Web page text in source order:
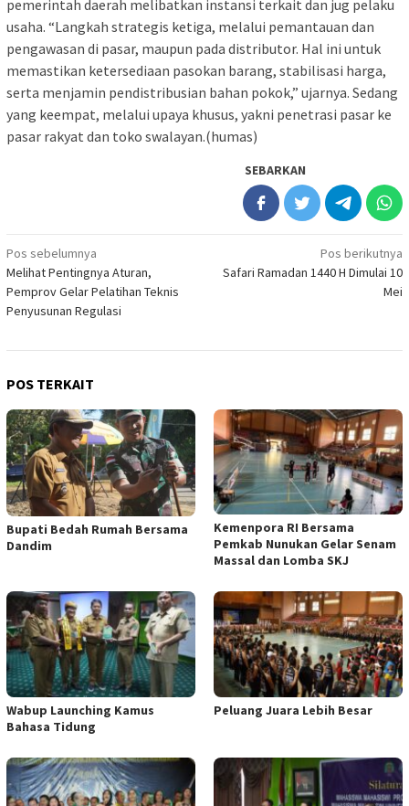
pemerintah daerah melibatkan instansi terkait dan jug pelaku
usaha. “Langkah strategis ketiga, melalui pemantauan dan
pengawasan di pasar, maupun pada distributor. Hal ini untuk
memastikan ketersediaan pasokan barang, stabilisasi harga,
serta menjamin pendistribusian bahan pokok,” ujarnya. Sedang
yang keempat, melalui upaya khusus, yakni penetrasi pasar ke
pasar rakyat dan toko swalayan.(humas)
SEBARKAN
Navigasi
pos
Pos sebelumnya
Melihat Pentingnya Aturan,
Pemprov Gelar Pelatihan Teknis
Penyusunan Regulasi
Pos berikutnya
Safari Ramadan 1440 H Dimulai 10
Mei
POS TERKAIT
Bupati Bedah Rumah Bersama
Dandim
Kemenpora RI Bersama
Pemkab Nunukan Gelar Senam
Massal dan Lomba SKJ
Wabup Launching Kamus
Bahasa Tidung
Peluang Juara Lebih Besar